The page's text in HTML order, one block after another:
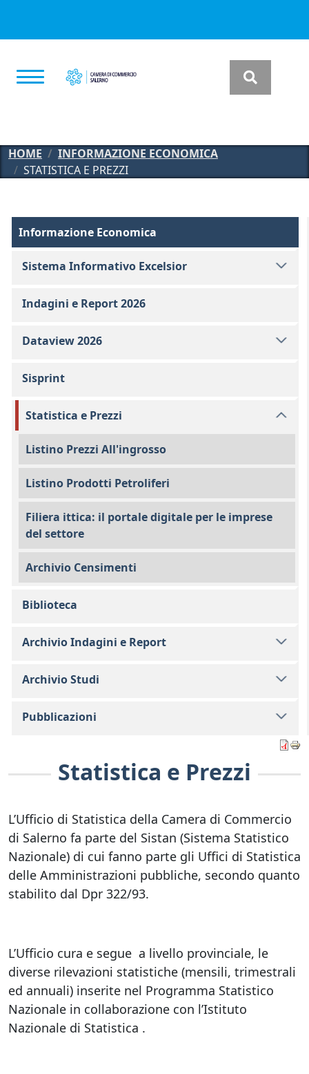
HOME
INFORMAZIONE ECONOMICA
STATISTICA E PREZZI
Statistica e Prezzi
L’Ufficio di Statistica della Camera di Commercio
di Salerno fa parte del Sistan (Sistema Statistico
Nazionale) di cui fanno parte gli Uffici di Statistica
delle Amministrazioni pubbliche, secondo quanto
stabilito dal Dpr 322/93.
L’Ufficio cura e segue a livello provinciale, le
diverse rilevazioni statistiche (mensili, trimestrali
ed annuali) inserite nel Programma Statistico
Nazionale in collaborazione con l’Istituto
Nazionale di Statistica .
Informazione Economica
Informazione Economica
Sistema Informativo Excelsior
Indagini e Report 2026
Dataview 2026
Sisprint
Statistica e Prezzi
Listino Prezzi All'ingrosso
Listino Prodotti Petroliferi
Filiera ittica: il portale digitale per le imprese
del settore
Archivio Censimenti
Biblioteca
Archivio Indagini e Report
Archivio Studi
Pubblicazioni